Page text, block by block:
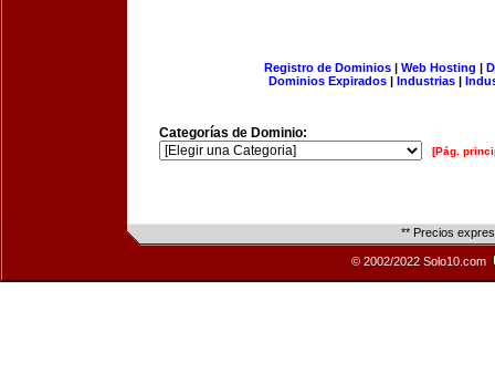
Registro de Dominios| Web Hosting |
Dominios Expirados | Industrias |
Categorías de Dominio:
[Pág.
** Precios
© 2002/2022 Solo10.com